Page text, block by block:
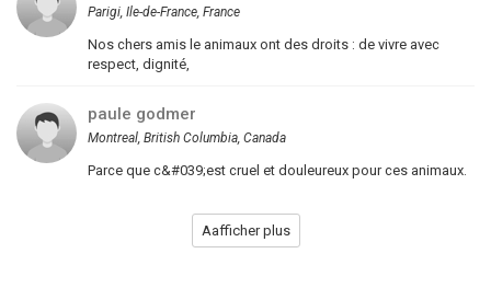
Parigi, Ile-de-France, France
Nos chers amis le animaux ont des droits : de vivre avec
respect, dignité,
paule godmer
Montreal, British Columbia, Canada
Parce que c&#039;est cruel et douleureux pour ces animaux.
Aafficher plus